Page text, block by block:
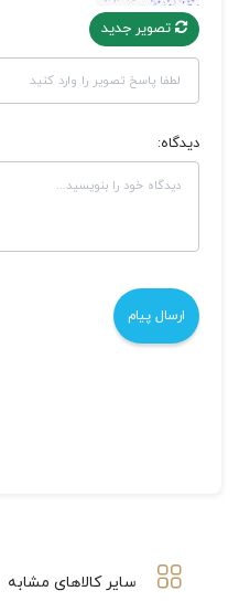
تصویر جدید
دیدگاه:
سایر کالاهای مشابه